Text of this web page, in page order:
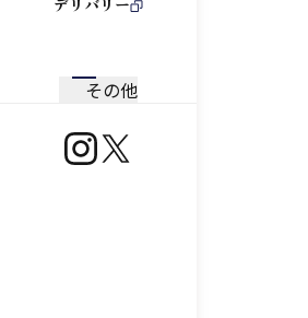
デリバリー
その他
https://https://x.com/